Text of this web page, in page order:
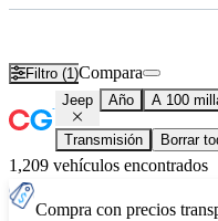
Filtro (1)Compara
Jeep Año A 100
Transmisión Borrar
1,209 vehículos encontrados
Compra con precios